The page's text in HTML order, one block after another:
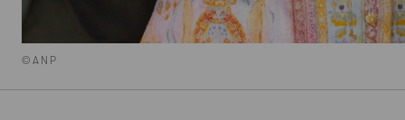
©ANP